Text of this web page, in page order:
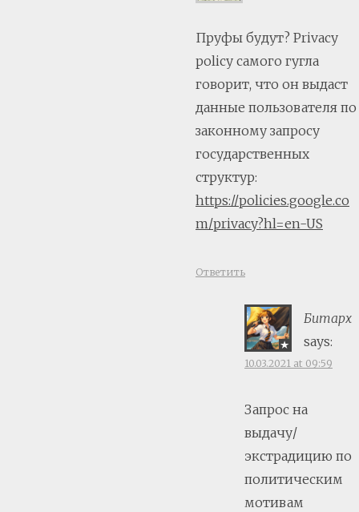
Пруфы будут? Privacy
policy самого гугла
говорит, что он выдаcт
данные пользователя по
законному запросу
государственных
структур:
https://policies.google.co
m/privacy?hl=en-US
Ответить
Битарх
says:
10.03.2021 at 09:59
Запрос на
выдачу/
экстрадицию по
политическим
мотивам